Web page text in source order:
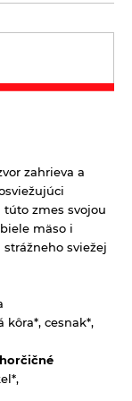
zahrieva a
túto zmes svojou
mäso i
sviežej
kôra*, cesnak*,
horčičné